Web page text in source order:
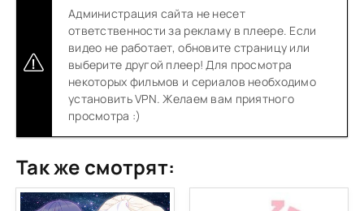
Администрация сайта не несет
ответственности за рекламу в плеере. Если
видео не работает, обновите страницу или
выберите другой плеер! Для просмотра
некоторых фильмов и сериалов необходимо
установить VPN. Желаем вам приятного
просмотра :)
Так же смотрят: